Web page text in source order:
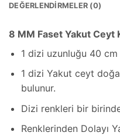
DEĞERLENDIRMELER (0)
8 MM Faset Yakut Ceyt
1 dizi uzunluğu 40 cm
1 dizi Yakut ceyt
bulunur.
Dizi renkleri bir
Renklerinden Dolayı